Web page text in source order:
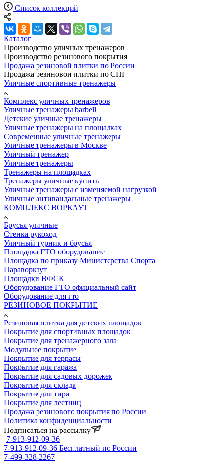
Список коллекций
Каталог
Производство уличных тренажеров
Производство резинового покрытия
Продажа резиновой плитки по России
Продажа резиновой плитки по СНГ
Уличные спортивные тренажеры
Комплекс уличных тренажеров
Уличные тренажеры barbell
Детские уличные тренажеры
Уличные тренажеры на площадках
Современные уличные тренажеры
Уличные тренажеры в Москве
Уличный тренажер
Уличные тренажеры
Тренажеры на площадках
Тренажеры уличные купить
Уличные тренажеры с изменяемой нагрузкой
Уличные антивандальные тренажеры
КОМПЛЕКС ВОРКАУТ
Брусья уличные
Стенка рукоход
Уличный турник и брусья
Площадка ГТО оборудование
Площадка по приказу Министерства Спорта
Параворкаут
Площадки ВФСК
Оборудование ГТО официальный сайт
Оборудование для гто
РЕЗИНОВОЕ ПОКРЫТИЕ
Резиновая плитка для детских площадок
Покрытие для спортивных площадок
Покрытие для тренажерного зала
Модульное покрытие
Покрытие для террасы
Покрытие для гаража
Покрытие для садовых дорожек
Покрытие для склада
Покрытие для тира
Покрытие для лестниц
Продажа резинового покрытия по России
Политика конфиденциальности
Подписаться на рассылку
7-913-912-09-36
7-913-912-09-36 Бесплатный по России
7-499-328-2267